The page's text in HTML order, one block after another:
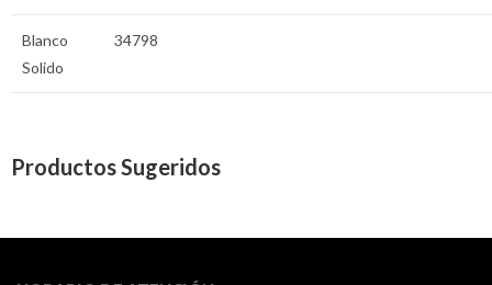
Blanco
Solido
34798
Productos Sugeridos